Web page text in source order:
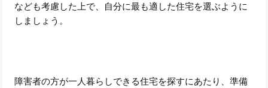
なども考慮した上で、自分に最も適した住宅を選ぶように
しましょう。
障害者の方が一人暮らしできる住宅を探すにあたり、準備